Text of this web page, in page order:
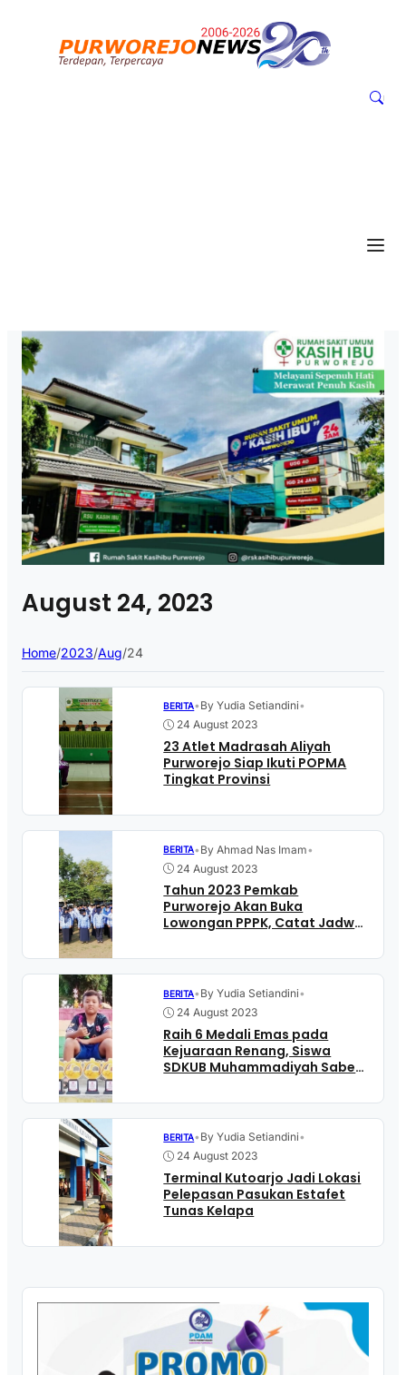
August 24, 2023
Home/2023/Aug/24
BERITA• By Yudia Setiandini•
24 August 2023
23 Atlet Madrasah Aliyah
Purworejo Siap Ikuti POPMA
Tingkat Provinsi
BERITA• By Ahmad Nas Imam•
24 August 2023
Tahun 2023 Pemkab
Purworejo Akan Buka
Lowongan PPPK, Catat Jadwal
BERITA• By Yudia Setiandini•
24 August 2023
Raih 6 Medali Emas pada
Kejuaraan Renang, Siswa
SDKUB Muhammadiyah Sabet
BERITA• By Yudia Setiandini•
24 August 2023
Terminal Kutoarjo Jadi Lokasi
Pelepasan Pasukan Estafet
Tunas Kelapa